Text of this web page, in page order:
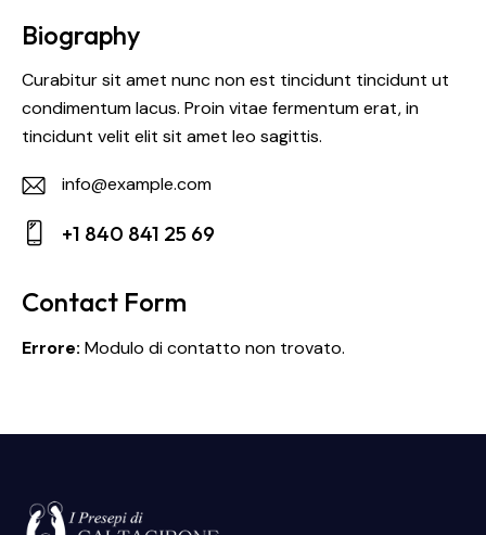
Biography
Curabitur sit amet nunc non est tincidunt tincidunt ut
condimentum lacus. Proin vitae fermentum erat, in
tincidunt velit elit sit amet leo sagittis.
E-
m
info@example.com
on
+1 840 841 25 69
Contact Form
Errore: Modulo di contatto non trovato.